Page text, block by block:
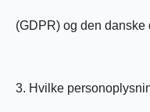
(GDPR) og den danske
3. Hvilke